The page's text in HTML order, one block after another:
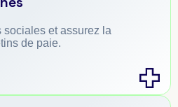
et assurez la
de paie.